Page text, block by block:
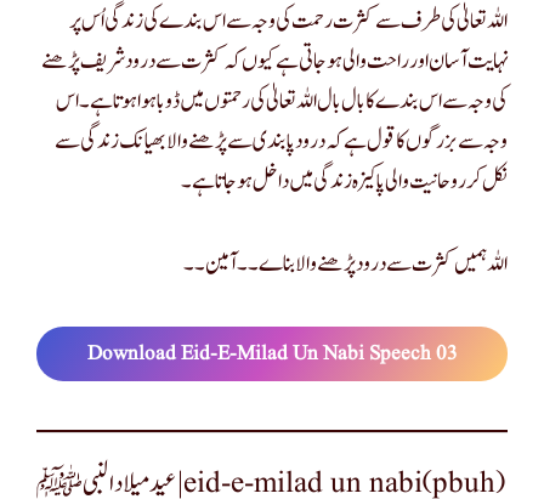
اللہ تعالیٰ کی طرف سے کثرت رحمت کی وجہ سے اس بندے کی زندگی اُس پر
نہایت آسان اور راحت والی ہو جاتی ہے کیوں کہ کثرت سے درود شریف پڑھنے
کی وجہ سے اس بندے کا بال بال اللہ تعالیٰ کی رحمتوں میں ڈوبا ہوا ہوتا ہے۔ اس
وجہ سے بزرگوں کا قول ہے کہ درود پابندی سے پڑھنے والا بھیا نک زندگی سے
نکل کر روحانیت والی پاکیزہ زندگی میں داخل ہو جاتا ہے۔
اللہ ہمیں کثرت سے درود پڑھنے والا بناے۔۔ آمین۔۔
Download Eid-E-Milad Un Nabi Speech 03
عید میلاد النبی ﷺ|eid-e-milad un nabi(pbuh)